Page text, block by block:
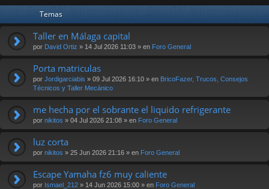
Temas
Taller en Málaga capital
por David Ortiz » 14 Jul 2026 11:03 » en Foro General
Porta matriculas
por Jordigarciabis » 09 Jul 2026 16:10 » en BricoFazer, Trucos, Consejos
Técnicos y Taller Mecánico
me hecha por el sobrante el liquido refrigerante
por nikitos » 04 Jul 2026 21:08 » en Foro General
luz corta
por nikitos » 25 Jun 2026 21:16 » en Foro General
Escape Yamaha fz6 muy caliente
por Ismael_212 » 14 Jun 2026 15:00 » en Foro General